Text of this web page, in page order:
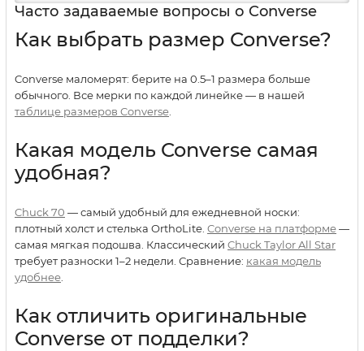
Часто задаваемые вопросы о Converse
Как выбрать размер Converse?
Converse маломерят: берите на 0.5–1 размера больше
обычного. Все мерки по каждой линейке — в нашей
таблице размеров Converse
Какая модель Converse самая
удобная?
Chuck 70 — самый удобный для ежедневной носки:
плотный холст и стелька OrthoLite. Converse на платформе—
самая мягкая подошва. Классический Chuck Taylor All Star
требует разноски 1–2 недели. Сравнение: какая модель
удобнее
Как отличить оригинальные
Converse от подделки?